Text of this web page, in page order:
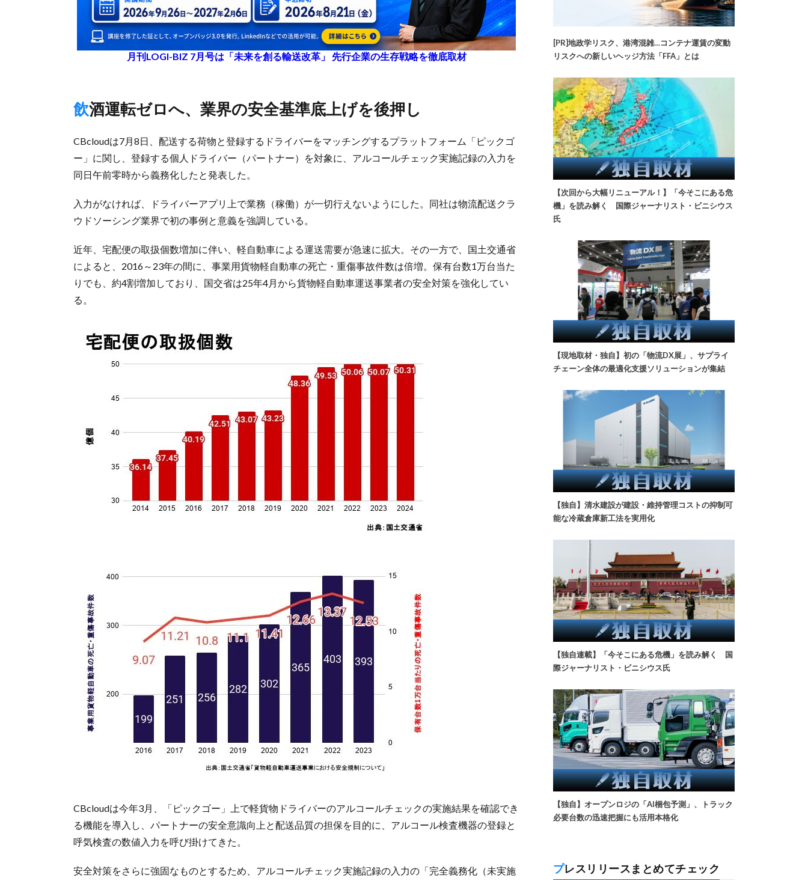
月刊LOGI-BIZ 7月号は「未来を創る輸送改革」 先行企業の生存戦略を徹底取材
飲酒運転ゼロへ、業界の安全基準底上げを後押し
CBcloudは7月8日、配送する荷物と登録するドライバーをマッチングするプラットフォーム「ピックゴ
ー」に関し、登録する個人ドライバー（パートナー）を対象に、アルコールチェック実施記録の入力を
同日午前零時から義務化したと発表した。
入力がなければ、ドライバーアプリ上で業務（稼働）が一切行えないようにした。同社は物流配送クラ
ウドソーシング業界で初の事例と意義を強調している。
近年、宅配便の取扱個数増加に伴い、軽自動車による運送需要が急速に拡大。その一方で、国土交通省
によると、2016～23年の間に、事業用貨物軽自動車の死亡・重傷事故件数は倍増。保有台数1万台当た
りでも、約4割増加しており、国交省は25年4月から貨物軽自動車運送事業者の安全対策を強化してい
る。
CBcloudは今年3月、「ピックゴー」上で軽貨物ドライバーのアルコールチェックの実施結果を確認でき
る機能を導入し、パートナーの安全意識向上と配送品質の担保を目的に、アルコール検査機器の登録と
呼気検査の数値入力を呼び掛けてきた。
安全対策をさらに強固なものとするため、アルコールチェック実施記録の入力の「完全義務化（未実施
[PR]地政学リスク、港湾混雑…コンテナ運賃の変動
リスクへの新しいヘッジ方法「FFA」とは
【次回から大幅リニューアル！】「今そこにある危
機」を読み解く 国際ジャーナリスト・ビニシウス
氏
【現地取材・独自】初の「物流DX展」、サプライ
チェーン全体の最適化支援ソリューションが集結
【独自】清水建設が建設・維持管理コストの抑制可
能な冷蔵倉庫新工法を実用化
【独自連載】「今そこにある危機」を読み解く 国
際ジャーナリスト・ビニシウス氏
【独自】オープンロジの「AI梱包予測」、トラック
必要台数の迅速把握にも活用本格化
プレスリリースまとめてチェック